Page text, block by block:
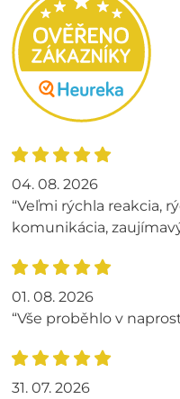
04. 08. 2026
“Veľmi rýchla reakcia,
komunikácia,
01. 08. 2026
“Vše proběhlo v
31. 07. 2026